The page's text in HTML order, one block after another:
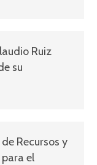
Ruiz
su
Recursos y
el